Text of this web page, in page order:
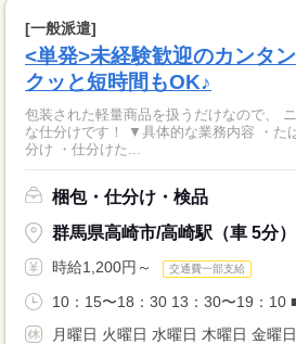
[一般派遣]
<単発>未経験歓迎のカンタ
クッと短時間もOK♪
包装された軽量商品を扱うだけなので、
な仕分けです！ ▼具体的な業務内容 ・たばこを指定の店舗ごとに仕
分け ・仕分けた...
梱包・仕分け・検品
群馬県高崎市/高崎駅（車 5分）
時給1,200円～ 交通費一部支給
10：15〜18：30 13：30〜19：10
月曜日 火曜日 水曜日 木曜日 金曜